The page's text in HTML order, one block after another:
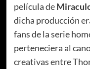
película de
dicha producción
fans de la serie
perteneciera al
creativas entre